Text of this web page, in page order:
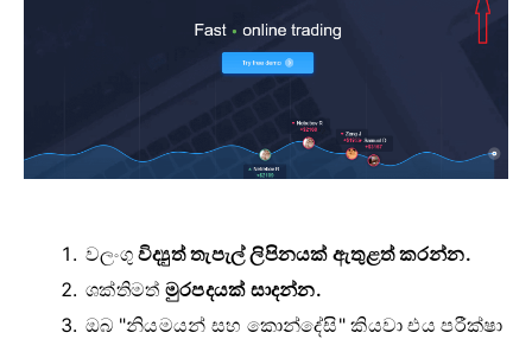
වලංගුවිද්‍යුත් තැපැල් ලිපිනයක් ඇතුළත් කරන්න.
ශක්තිමත් මුරපදයක් සාදන්න.
ඔබ "නියමයන් සහ කොන්දේසි" කියවා එය පරීක්ෂා